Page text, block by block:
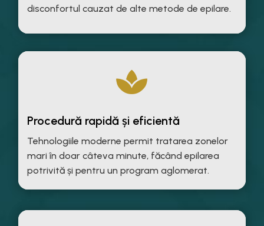
disconfortul cauzat de alte metode de epilare.

Procedură rapidă și eficientă
Tehnologiile moderne permit tratarea zonelor
mari în doar câteva minute, făcând epilarea
potrivită și pentru un program aglomerat.